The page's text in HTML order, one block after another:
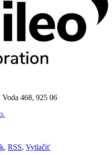
468, 925 06
, RSS, Vytlačiť